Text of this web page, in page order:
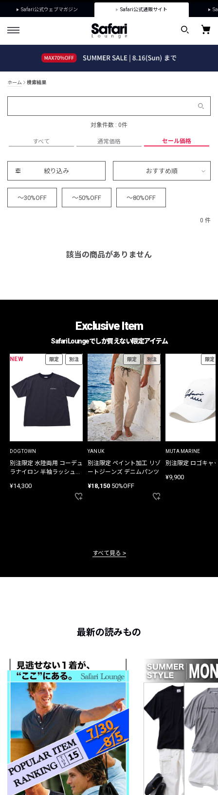
Safari公式ウェブマガジン Safari公式通販サイト
ホーム 検索結果
対象件数 : 0件
すべて 通常価格 セール価格
絞り込み おすすめ順
～30%OFF ～50%OFF ～80%OFF
0 件
該当の商品がありません
Exclusive Item
Safari Loungeでしか買えない限定アイテム
NEW 限定 別注
DOGTOWN
別注限定 水陸両用 コーデュ
ラナイロン 半袖ラッシュガ
¥14,300
限定 別注
YANUK
別注限定 ペイント加工 リゾ
ートジーンズ デニムパンツ
¥18,150 50%OFF
限定
MUTA MARINE
別注限定 ロゴキャ
¥9,900
すべて見る
最新の読みもの